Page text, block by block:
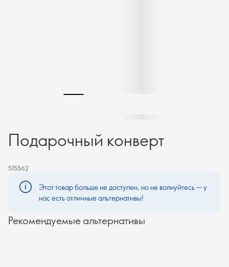
Подарочный конверт
515562
Этот товар больше не доступен, но не волнуйтесь — у
нас есть отличные альтернативы!
Рекомендуемые альтернативы